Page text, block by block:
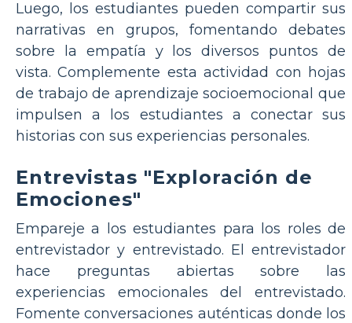
Luego, los estudiantes pueden compartir sus
narrativas en grupos, fomentando debates
sobre la empatía y los diversos puntos de
vista. Complemente esta actividad con hojas
de trabajo de aprendizaje socioemocional que
impulsen a los estudiantes a conectar sus
historias con sus experiencias personales.
Entrevistas "Exploración de
Emociones"
Empareje a los estudiantes para los roles de
entrevistador y entrevistado. El entrevistador
hace preguntas abiertas sobre las
experiencias emocionales del entrevistado.
Fomente conversaciones auténticas donde los